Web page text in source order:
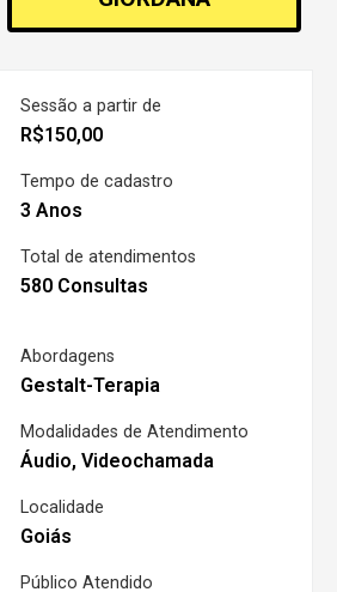
Sessão a partir de
R$150,00
Tempo de cadastro
3 Anos
Total de atendimentos
580 Consultas
Abordagens
Gestalt-Terapia
Modalidades de Atendimento
Áudio, Videochamada
Localidade
Goiás
Público Atendido